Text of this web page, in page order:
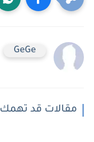
GeGe
مقالات قد تهمك